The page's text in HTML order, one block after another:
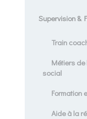
Supervision &
Train
Métiers
social
Formation
Aide à la